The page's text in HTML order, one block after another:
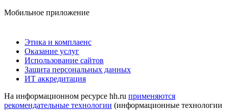
Мобильное приложение
Этика и комплаенс
Оказание услуг
Использование сайтов
Защита персональных данных
ИТ аккредитация
На информационном ресурсе hh.ru применяются
рекомендательные технологии (информационные технологии